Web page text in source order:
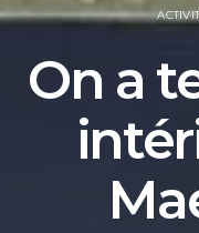
On a